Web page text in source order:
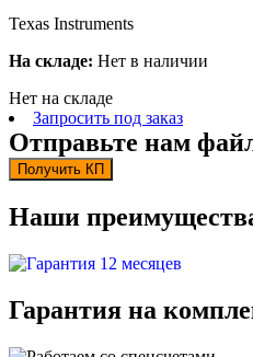
Texas Instruments
На складе: Нет в наличии
Нет на складе
Запросить под заказ
Отправьте нам
Получить КП
Наши
Гарантия на